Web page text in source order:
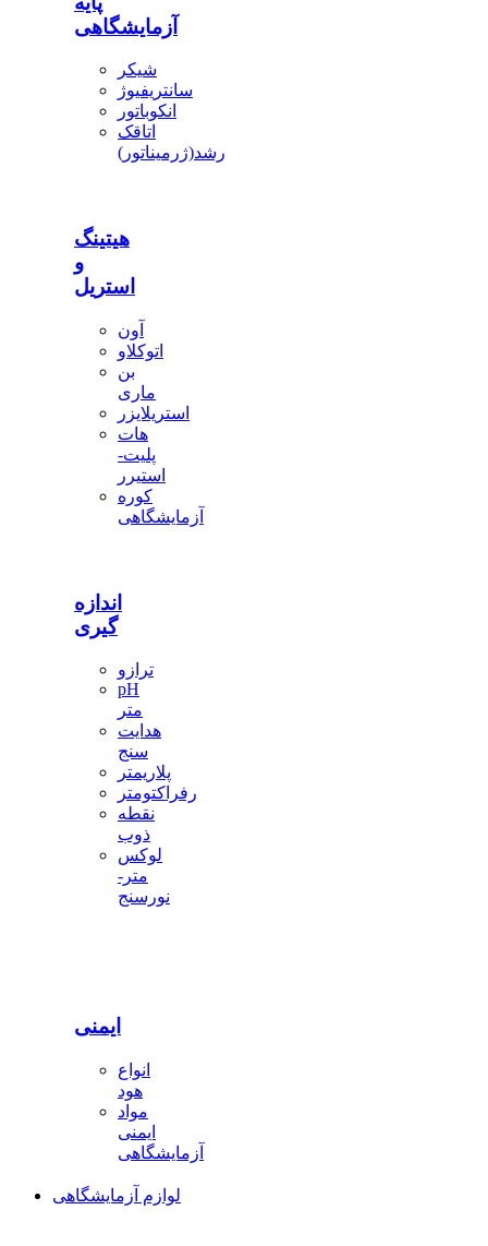
آزمایشگاهی
شیکر
سانتریفیوژ
انکوباتور
اتاقک
رشد(ژرمیناتور)
هیتینگ
و
استریل
آون
اتوکلاو
بن
ماری
استریلایزر
هات
پلیت-
استیرر
کوره
آزمایشگاهی
اندازه
گیری
ترازو
pH
متر
هدایت
سنج
پلاریمتر
رفراکتومتر
نقطه
ذوب
لوکس
متر-
نورسنج
ایمنی
انواع
هود
مواد
ایمنی
آزمایشگاهی
لوازم آزمایشگاهی